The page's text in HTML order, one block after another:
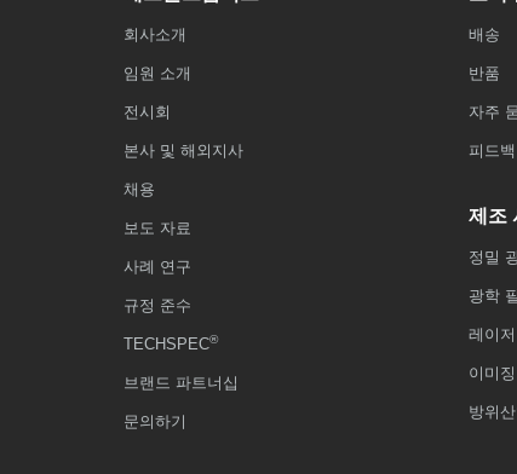
회사소개
임원 소개
전시회
본사 및 해외지사
채용
보도 자료
사례 연구
규정 준수
TECHSPEC®
브랜드 파트너십
문의하기
배송
반품
자주
피드
제조
정밀
광학
레이
이미
방위